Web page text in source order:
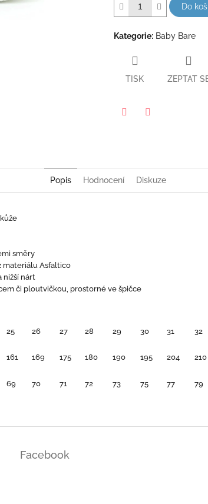
Do
Kategorie: Baby Bare
TISK ZEPTAT
Popis Hodnocení Diskuze
směry
materiálu Asfaltico
nižší nárt
či ploutvičkou, prostorné ve špičce
25 26 27 28 29 30 31 32
161 169 175 180 190 195 204 210
69 70 71 72 73 75 77 79
Facebook